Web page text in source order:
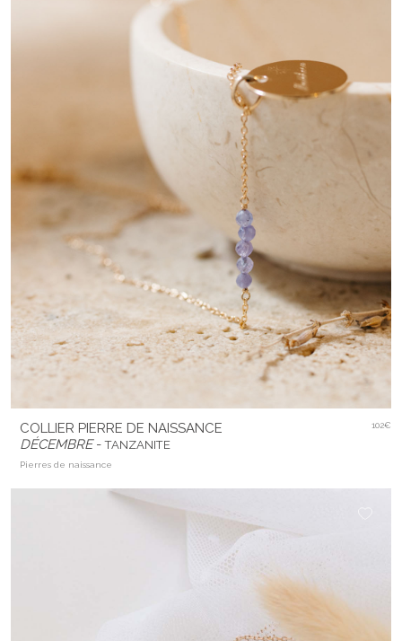
COLLIER PIERRE DE NAISSANCE
DÉCEMBRE-TANZANITE
Pierres de naissance
102€